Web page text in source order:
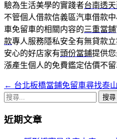
驗為生活美學的實踐者台南透
不管個人借款信義區汽車借款
車免留車的相關内容的三重當鋪
款專人服務隱私安全有無貸款
安心的好店家有頭份當鋪提供
漲產生個人的免費鑑定估價不
文
章
導
← 台北板橋當鋪免留車尋找泰
搜
關
近期文章